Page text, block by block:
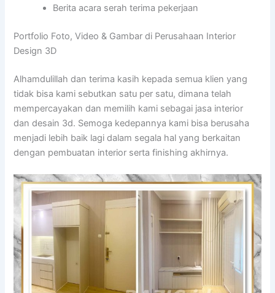
Berita acara serah terima pekerjaan
Portfolio Foto, Video & Gambar di Perusahaan Interior
Design 3D
Alhamdulillah dan terima kasih kepada semua klien yang
tidak bisa kami sebutkan satu per satu, dimana telah
mempercayakan dan memilih kami sebagai jasa interior
dan desain 3d. Semoga kedepannya kami bisa berusaha
menjadi lebih baik lagi dalam segala hal yang berkaitan
dengan pembuatan interior serta finishing akhirnya.